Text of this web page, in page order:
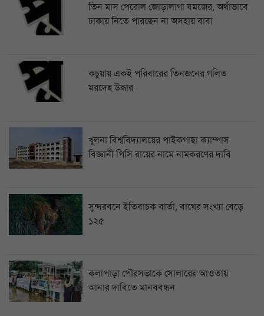
তিন মাস পেরোল জোড়ালাগা যমজের, অর্থাভাবে
ঢাকায় নিতে পারছেন না অসহায় বাবা
কচুয়ায় একই পরিবারের তিনজনের গলিত
মরদেহ উদ্ধার
খুলনা বিশ্ববিদ্যালয়ের পাইকগাছা ক্যাম্পাস
বিজ্ঞানী পিসি রায়ের নামে নামকরণের দাবি
সুন্দরবনে ইতিবাচক বার্তা, বাঘের সংখ্যা বেড়ে
১২৫
কলাপাড়া পৌরসভাকে সোলারের আওতায়
আনার দাবিতে মানববন্ধন